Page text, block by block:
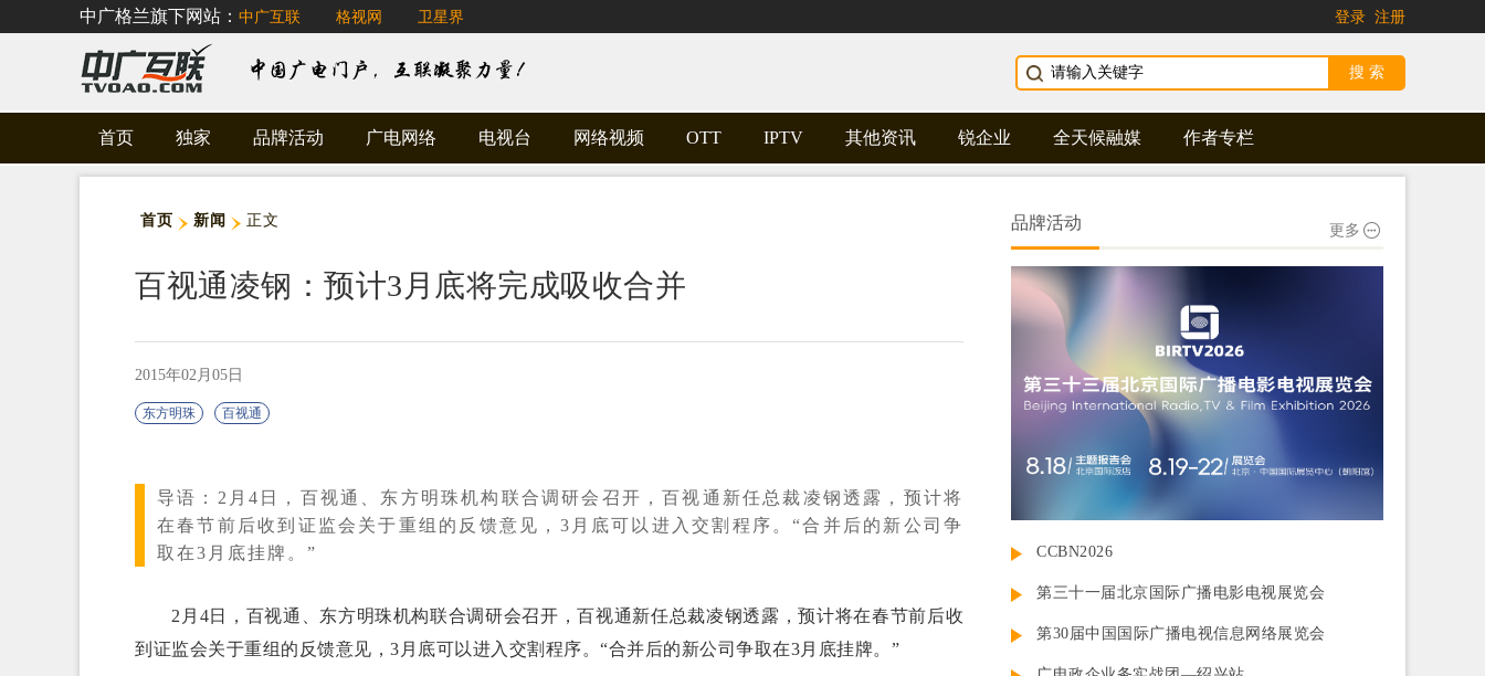
中广格兰旗下网站： 中广互联 格视网 卫星界 登录 注册
首页 独家 品牌活动 广电网络 电视台 网络视频 OTT IPTV 其他资讯 锐企业 全天候融媒 作者专栏
首页 新闻 正文
百视通凌钢：预计3月底将完成吸收合并
2015年02月05日
东方明珠 百视通
导语： 2月4日，百视通、东方明珠机构联合调研会召开，百视通新任总裁凌钢透露，预计将
在春节前后收到证监会关于重组的反馈意见，3月底可以进入交割程序。“合并后的新公司争
取在3月底挂牌。”
2月4日，百视通、东方明珠机构联合调研会召开，百视通新任总裁凌钢透露，预计将在春节前后收
到证监会关于重组的反馈意见，3月底可以进入交割程序。“合并后的新公司争取在3月底挂牌。”
品牌活动 更多
CCBN2026
第三十一届北京国际广播电影电视展览会
第30届中国国际广播电视信息网络展览会